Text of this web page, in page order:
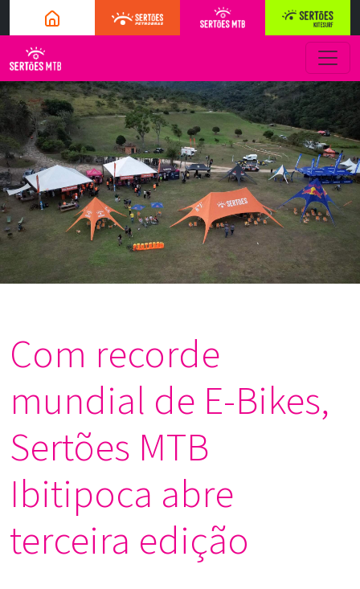
Com recorde
mundial de E-Bikes,
Sertões MTB
Ibitipoca abre
terceira edição